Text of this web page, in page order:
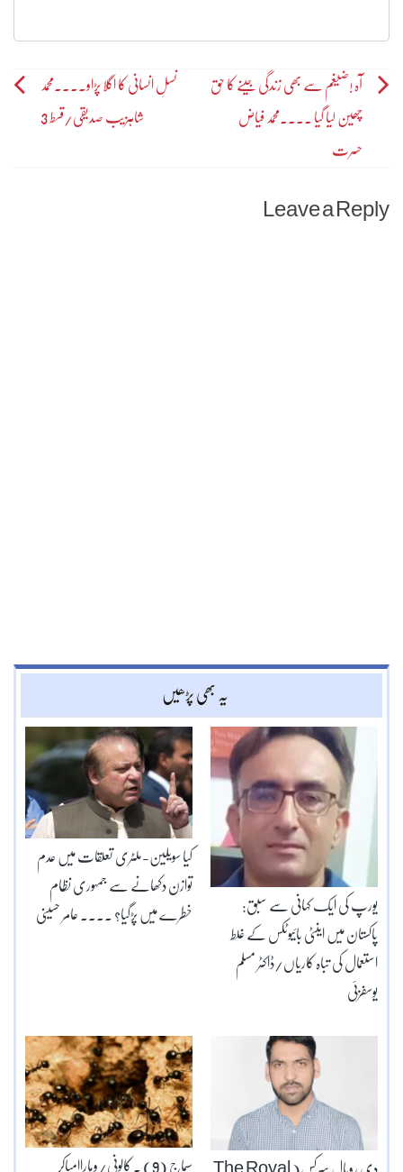
Post
navigation
آہ !ضیغم سے بھی زندگی جینے کا حق
چھین لیا گیا ۔۔۔۔محمد فیاض
حسرت
نسلِ انسانی کا اگلا پڑاو۔۔۔۔محمد
شاہزیب صدیقی/قسط 3
Leave a Reply
یہ بھی پڑھیں
کیا سویلین-ملٹری تعلقات میں عدم
توازن دکھانے سے جمہوری نظام
خطرے میں پڑگیا؟ ۔۔۔۔ عامر حسینی
یورپ کی ایک کہانی سے سبق:
پاکستان میں اینٹی بائیوٹکس کے غلط
استعمال کی تباہ کاریاں/ڈاکٹر مسلم
یوسفزئی
سماج (9) ۔ کالونی/وہاراامباکر دی رویال سرکس( The Royal